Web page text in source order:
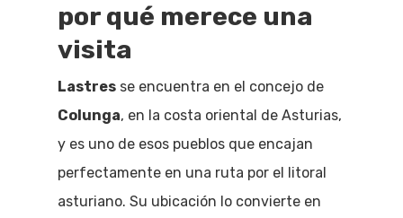
por qué merece una
visita
Lastres se encuentra en el concejo de
Colunga, en la costa oriental de Asturias,
y es uno de esos pueblos que encajan
perfectamente en una ruta por el litoral
asturiano. Su ubicación lo convierte en